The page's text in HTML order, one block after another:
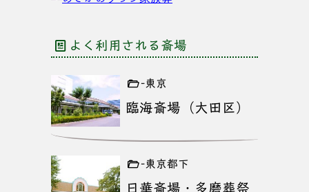
よく利用される斎場
-東京
臨海斎場（大田区）
-東京都下
日華斎場・多磨葬祭